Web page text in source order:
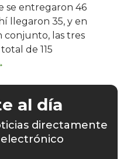
se entregaron 46
llegaron 35, y en
conjunto, las tres
de 115
al día
directamente